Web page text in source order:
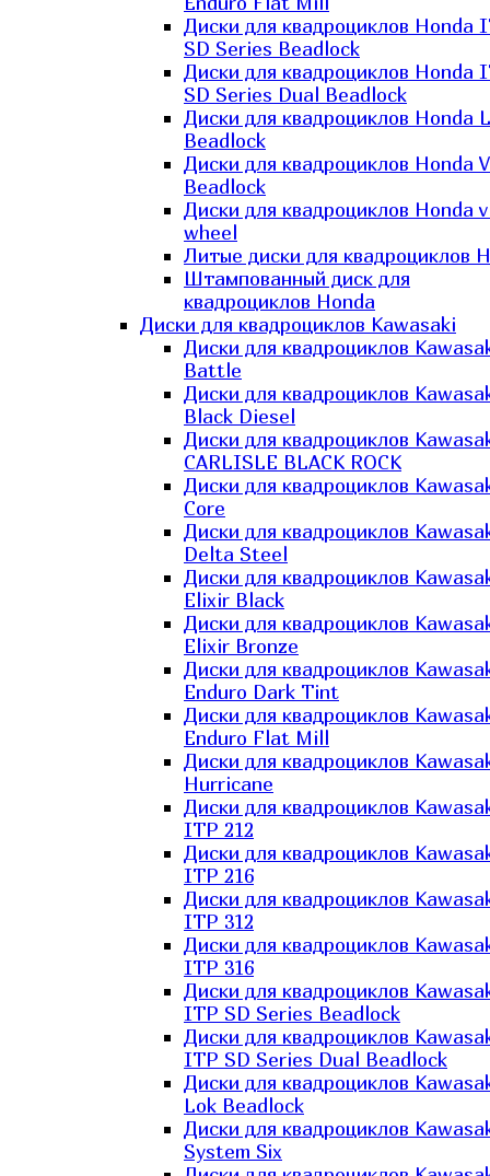
Диски для квадроциклов Honda
SD Series Beadlock
Диски для квадроциклов Honda
SD Series Dual Beadlock
Диски для квадроциклов Honda
Beadlock
Диски для квадроциклов Honda
Beadlock
Диски для квадроциклов Honda
wheel
Литые диски для квадроциклов
Штампованный диск для
квадроциклов Honda
Диски для квадроциклов Kawasaki
Диски для квадроциклов
Battle
Диски для квадроциклов
Black Diesel
Диски для квадроциклов
CARLISLE BLACK ROCK
Диски для квадроциклов
Core
Диски для квадроциклов
Delta Steel
Диски для квадроциклов
Elixir Black
Диски для квадроциклов
Elixir Bronze
Диски для квадроциклов
Enduro Dark Tint
Диски для квадроциклов
Enduro Flat Mill
Диски для квадроциклов
Hurricane
Диски для квадроциклов
ITP 212
Диски для квадроциклов
ITP 216
Диски для квадроциклов
ITP 312
Диски для квадроциклов
ITP 316
Диски для квадроциклов
ITP SD Series Beadlock
Диски для квадроциклов
ITP SD Series Dual Beadlock
Диски для квадроциклов
Lok Beadlock
Диски для квадроциклов
System Six